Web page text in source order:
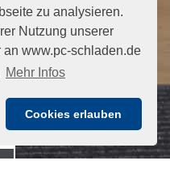
zu analysieren.
Nutzung unserer
www.pc-schladen.de
Mehr Infos
Cookies erlauben